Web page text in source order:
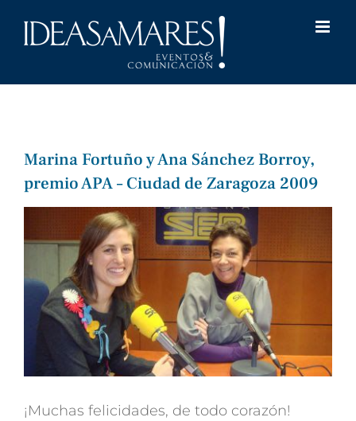
Marina Fortuño y Ana Sánchez Borroy,
premio APA – Ciudad de Zaragoza 2009
imagen
grande
¡Muchas felicidades, de todo corazón!